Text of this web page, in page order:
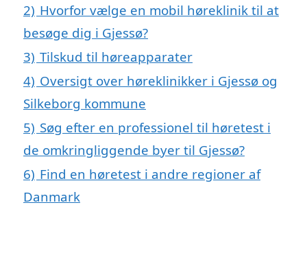
2) Hvorfor vælge en mobil høreklinik til at
besøge dig i Gjessø?
3) Tilskud til høreapparater
4) Oversigt over høreklinikker i Gjessø og
Silkeborg kommune
5) Søg efter en professionel til høretest i
de omkringliggende byer til Gjessø?
6) Find en høretest i andre regioner af
Danmark